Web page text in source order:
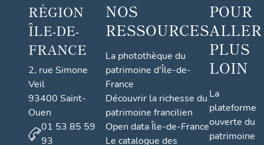
RÉGION
ÎLE-DE-
FRANCE
2, rue Simone
Veil
93400 Saint-
Ouen
01 53 85 59
93
NOS
RESSOURCES
La photothèque du
patrimoine d'Île-de-
France
Découvrir la richesse du
patrimoine francilien
Open data Île-de-France
Le catalogue des
POUR
ALLER
PLUS
LOIN
La
plateforme
ouverte du
patrimoine